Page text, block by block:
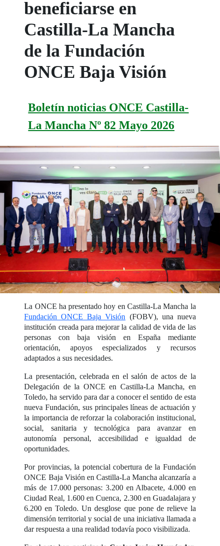
beneficiarse en
Castilla-La Mancha
de la Fundación
ONCE Baja Visión
Boletín noticias ONCE Castilla-
La Mancha Nº 82 Mayo 2026
La ONCE ha presentado hoy en Castilla-La Mancha la
Fundación ONCE Baja Visión (FOBV), una nueva
institución creada para mejorar la calidad de vida de las
personas con baja visión en España mediante
orientación, apoyos especializados y recursos
adaptados a sus necesidades.
La presentación, celebrada en el salón de actos de la
Delegación de la ONCE en Castilla-La Mancha, en
Toledo, ha servido para dar a conocer el sentido de esta
nueva Fundación, sus principales líneas de actuación y
la importancia de reforzar la colaboración institucional,
social, sanitaria y tecnológica para avanzar en
autonomía personal, accesibilidad e igualdad de
oportunidades.
Por provincias, la potencial cobertura de la Fundación
ONCE Baja Visión en Castilla-La Mancha alcanzaría a
más de 17.000 personas: 3.200 en Albacete, 4.000 en
Ciudad Real, 1.600 en Cuenca, 2.300 en Guadalajara y
6.200 en Toledo. Un desglose que pone de relieve la
dimensión territorial y social de una iniciativa llamada a
dar respuesta a una realidad todavía poco visibilizada.